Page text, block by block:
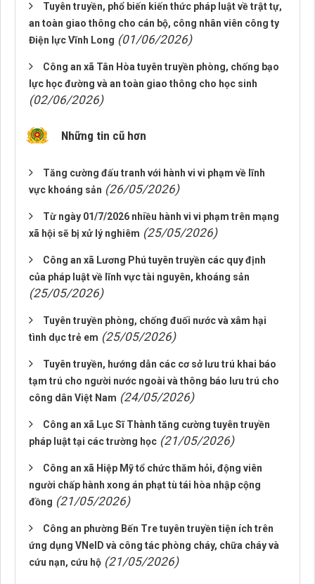
Tuyên truyền, phổ biến kiến thức pháp luật về trật tự,
an toàn giao thông cho cán bộ, công nhân viên công ty
Điện lực Vĩnh Long (01/06/2026)
Công an xã Tân Hòa tuyên truyền phòng, chống bạo
lực học đường và an toàn giao thông cho học sinh
(02/06/2026)
Những tin cũ hơn
Tăng cường đấu tranh với hành vi vi phạm về lĩnh
vực khoáng sản (26/05/2026)
Từ ngày 01/7/2026 nhiều hành vi vi phạm trên mạng
xã hội sẽ bị xử lý nghiêm (25/05/2026)
Công an xã Lương Phú tuyên truyền các quy định
của pháp luật về lĩnh vực tài nguyên, khoáng sản
(25/05/2026)
Tuyên truyền phòng, chống đuối nước và xâm hại
tình dục trẻ em (25/05/2026)
Tuyên truyền, hướng dẫn các cơ sở lưu trú khai báo
tạm trú cho người nước ngoài và thông báo lưu trú cho
công dân Việt Nam (24/05/2026)
Công an xã Lục Sĩ Thành tăng cường tuyên truyền
pháp luật tại các trường học (21/05/2026)
Công an xã Hiệp Mỹ tổ chức thăm hỏi, động viên
người chấp hành xong án phạt tù tái hòa nhập cộng
đồng (21/05/2026)
Công an phường Bến Tre tuyên truyền tiện ích trên
ứng dụng VNeID và công tác phòng cháy, chữa cháy và
cứu nạn, cứu hộ (21/05/2026)